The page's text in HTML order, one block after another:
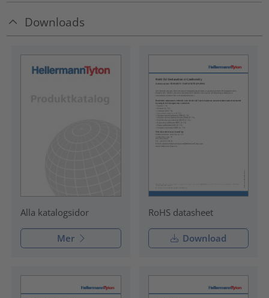
Downloads
Alla katalogsidor
Mer
RoHS datasheet
Download